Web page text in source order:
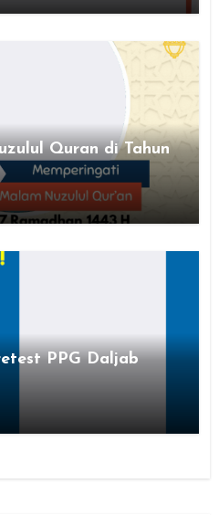
Quran di Tahun
PPG Daljab